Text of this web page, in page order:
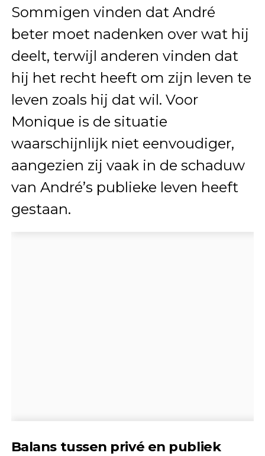
Sommigen vinden dat André
beter moet nadenken over wat hij
deelt, terwijl anderen vinden dat
hij het recht heeft om zijn leven te
leven zoals hij dat wil. Voor
Monique is de situatie
waarschijnlijk niet eenvoudiger,
aangezien zij vaak in de schaduw
van André’s publieke leven heeft
gestaan.
Balans tussen privé en publiek